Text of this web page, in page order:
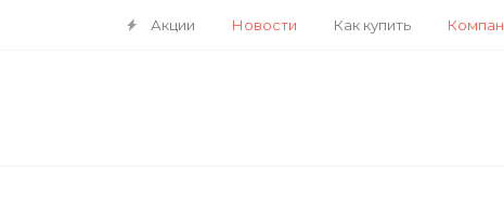
Акции Новости Как купить